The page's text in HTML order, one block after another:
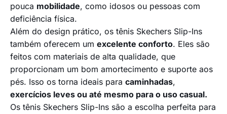
pouca mobilidade, como idosos ou pessoas com
deficiência física.
Além do design prático, os tênis Skechers Slip-Ins
também oferecem um excelente conforto. Eles são
feitos com materiais de alta qualidade, que
proporcionam um bom amortecimento e suporte aos
pés. Isso os torna ideais para caminhadas,
exercícios leves ou até mesmo para o uso casual.
Os tênis Skechers Slip-Ins são a escolha perfeita para